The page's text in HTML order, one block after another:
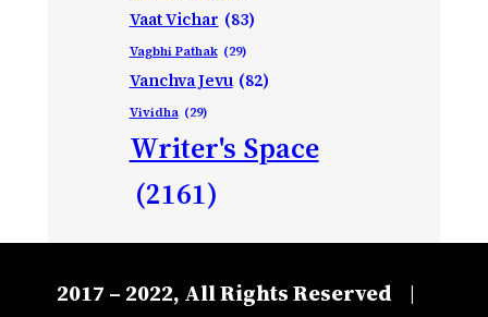
Vaat Vichar (83)
Vagbhi Pathak (29)
Vanchva Jevu (82)
Vividha (29)
Writer's Space
(2161)
2017 – 2022, All Rights Reserved |